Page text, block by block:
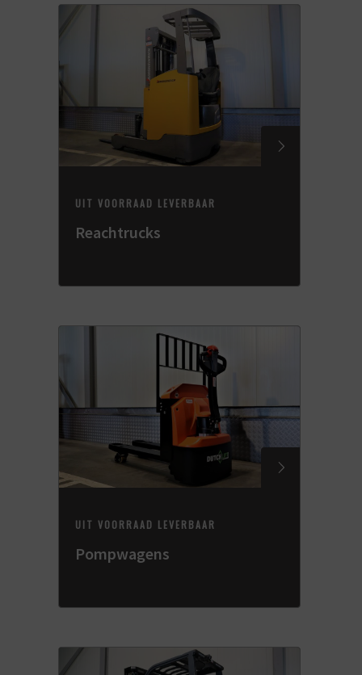
UIT VOORRAAD LEVERBAAR
Reachtrucks
UIT VOORRAAD LEVERBAAR
Pompwagens